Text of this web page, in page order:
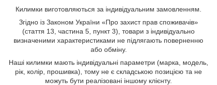
Килимки виготовляються за індивідуальним замовленням.
Згідно із Законом України «Про захист прав споживачів»
(стаття 13, частина 5, пункт 3), товари з індивідуально
визначеними характеристиками не підлягають поверненню
або обміну.
Наші килимки мають індивідуальні параметри (марка, модель,
рік, колір, прошивка), тому не є складською позицією та не
можуть бути реалізовані іншому клієнту.